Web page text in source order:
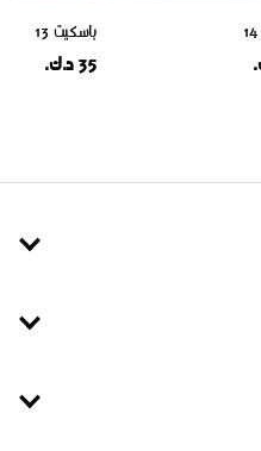
باسكيت 13
35 د.ك.